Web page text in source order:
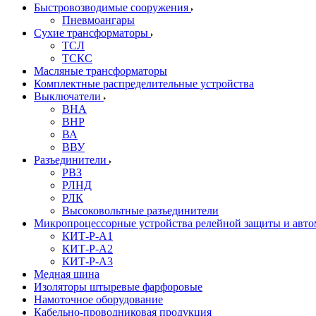
Быстровозводимые сооружения
Пневмоангары
Сухие трансформаторы
ТСЛ
ТСКС
Масляные трансформаторы
Комплектные распределительные устройства
Выключатели
ВНА
ВНР
ВА
ВВУ
Разъединители
РВЗ
РЛНД
РЛК
Высоковольтные разъединители
Микропроцессорные устройства релейной защиты и
КИТ-Р-А1
КИТ-Р-А2
КИТ-Р-А3
Медная шина
Изоляторы штыревые фарфоровые
Намоточное оборудование
Кабельно-проводниковая продукция